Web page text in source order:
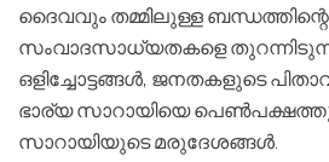
ദൈവവുംതമ്മിലുള്ളബന്ധത്തിന്റെ
സംവാദസാധ്യതകളെ
ഒളിച്ചോട്ടങ്ങൾ, ജനതകളുടെ
ഭാര്യസാറായിയെ
സാറായിയുടെമരുദേശങ്ങൾ.